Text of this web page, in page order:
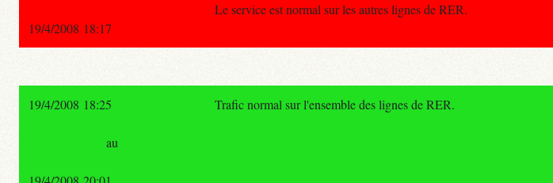
Le service est normal sur les autres lignes de RER.
19/4/2008 18:17
19/4/2008 18:25 Trafic normal sur l'ensemble des lignes de RER.
au